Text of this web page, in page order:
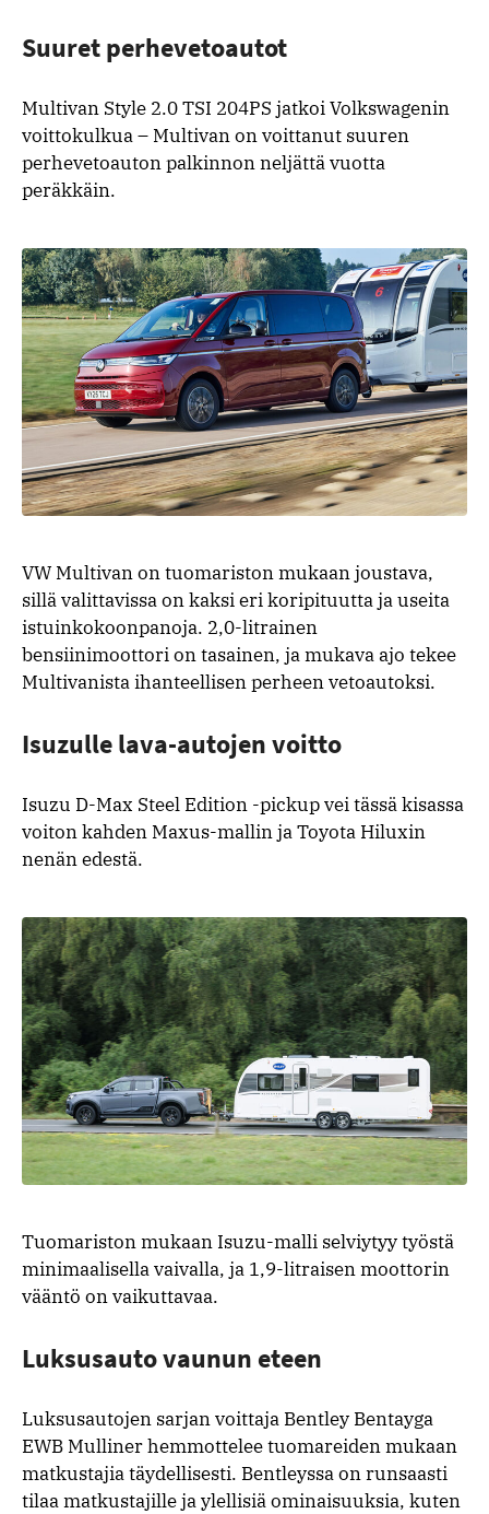
Suuret perhevetoautot
Multivan Style 2.0 TSI 204PS jatkoi Volkswagenin
voittokulkua – Multivan on voittanut suuren
perhevetoauton palkinnon neljättä vuotta
peräkkäin.
VW Multivan on tuomariston mukaan joustava,
sillä valittavissa on kaksi eri koripituutta ja useita
istuinkokoonpanoja. 2,0-litrainen
bensiinimoottori on tasainen, ja mukava ajo tekee
Multivanista ihanteellisen perheen vetoautoksi.
Isuzulle lava-autojen voitto
Isuzu D-Max Steel Edition -pickup vei tässä kisassa
voiton kahden Maxus-mallin ja Toyota Hiluxin
nenän edestä.
Tuomariston mukaan Isuzu-malli selviytyy työstä
minimaalisella vaivalla, ja 1,9-litraisen moottorin
vääntö on vaikuttavaa.
Luksusauto vaunun eteen
Luksusautojen sarjan voittaja Bentley Bentayga
EWB Mulliner hemmottelee tuomareiden mukaan
matkustajia täydellisesti. Bentleyssa on runsaasti
tilaa matkustajille ja ylellisiä ominaisuuksia, kuten